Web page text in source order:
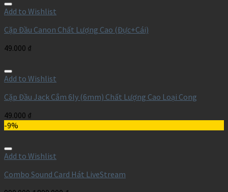
Add to Wishlist
Cặp Đầu Canon Chất Lượng Cao (Đực+Cái)
49.000 ₫
Add to Wishlist
Cặp Đầu Jack Cắm 6ly (6mm) Chất Lượng Cao Loại Cong
49.000 ₫
-9%
Add to Wishlist
Combo Sound Card Hát LiveStream